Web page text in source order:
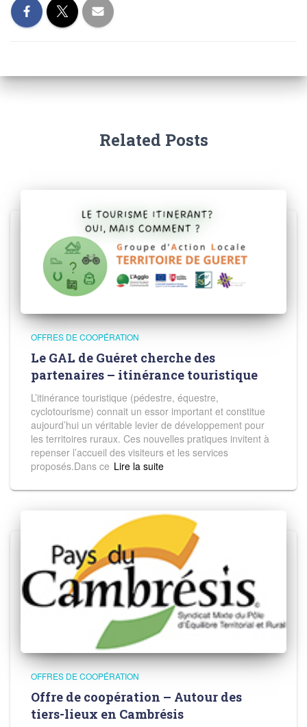
Related Posts
OFFRES DE COOPÉRATION
Le GAL de Guéret cherche des
partenaires – itinérance touristique
L’itinérance touristique (pédestre, équestre,
cyclotourisme) connait un essor important et constitue
aujourd’hui un véritable levier de développement pour
les territoires ruraux. Ces nouvelles pratiques invitent à
repenser l’accueil des visiteurs et les services
proposés.Dans ce Read more
OFFRES DE COOPÉRATION
Offre de coopération – Autour des
tiers-lieux en Cambrésis